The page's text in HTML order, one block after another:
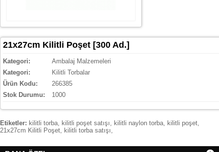
21x27cm Kilitli Poşet [300 Ad.]
Kategori:
Ambalaj Malzemeleri
Kategori:
Kilitli Torbalar
Ürün Kodu:
266385
Stok Durumu:
1000
Etiketler: kilitli torba, kilitli poşet satışı, kilitli naylon torba, kilitli poşet,
21x27cm Kilitli Poşet, kilitli torba satışı,